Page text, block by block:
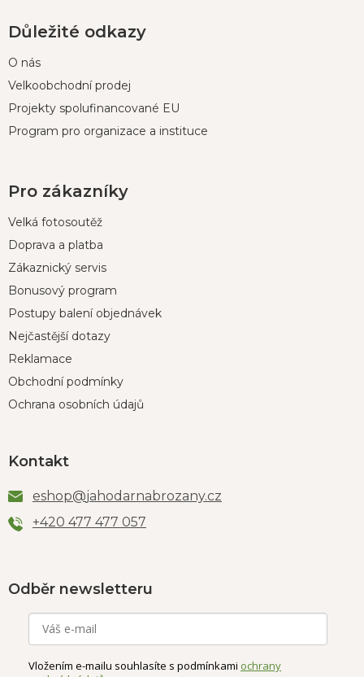
Důležité odkazy
O nás
Velkoobchodní prodej
Projekty spolufinancované EU
Program pro organizace a instituce
Pro zákazníky
Velká fotosoutěž
Doprava a platba
Zákaznický servis
Bonusový program
Postupy balení objednávek
Nejčastější dotazy
Reklamace
Obchodní podmínky
Ochrana osobních údajů
Kontakt
eshop@jahodarnabrozany.cz
+420 477 477 057
Odběr newsletteru
Vložením e-mailu souhlasíte s podmínkami ochrany